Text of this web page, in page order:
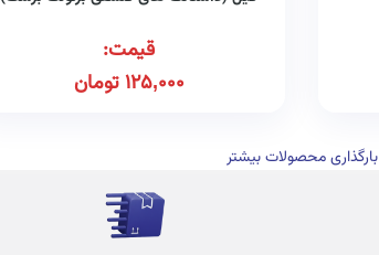
قیمت:
125,000تومان
بارگذاری محصولات بیشتر